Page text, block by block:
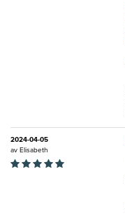
2024-04-05
av Elisabeth